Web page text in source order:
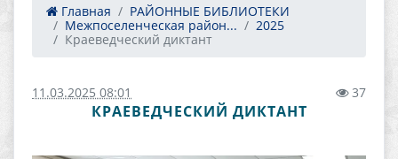
Главная
РАЙОННЫЕ БИБЛИОТЕКИ
Межпоселенческая район...
2025
Краеведческий диктант
11.03.2025 08:01 37
КРАЕВЕДЧЕСКИЙ ДИКТАНТ